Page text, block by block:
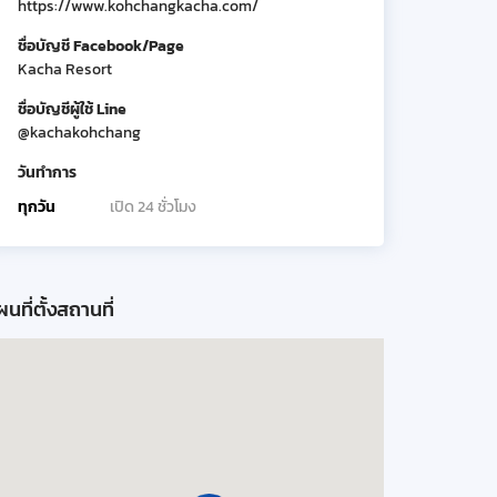
https://www.kohchangkacha.com/
ชื่อบัญชี Facebook/Page
Kacha Resort
ชื่อบัญชีผู้ใช้ Line
@kachakohchang
วันทำการ
ทุกวัน
เปิด 24 ชั่วโมง
นที่ตั้งสถานที่